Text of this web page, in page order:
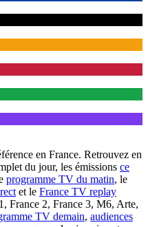
en France. Retrouvez en
du jour, les émissions ce
programme TV du matin, le
et le France TV replay
France 2, France 3, M6, Arte,
TV demain, audiences